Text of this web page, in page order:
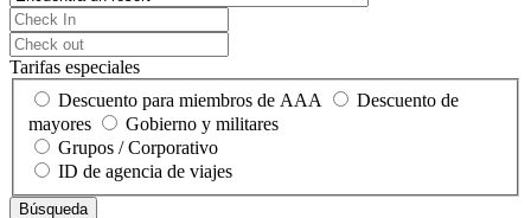
Tarifas especiales
Descuento para miembros de AAA
Descuento de
mayores
Gobierno y militares
Grupos / Corporativo
ID de agencia de viajes